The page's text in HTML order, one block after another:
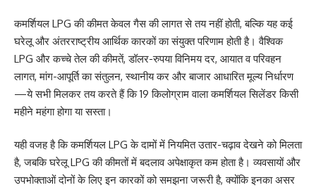
कमर्शियल LPG की कीमत केवल गैस की लागत से तय नहीं होती, बल्कि यह कई
घरेलू और अंतरराष्ट्रीय आर्थिक कारकों का संयुक्त परिणाम होती है। वैश्विक
LPG और कच्चे तेल की कीमतें, डॉलर-रुपया विनिमय दर, आयात व परिवहन
लागत, मांग-आपूर्ति का संतुलन, स्थानीय कर और बाजार आधारित मूल्य निर्धारण
—ये सभी मिलकर तय करते हैं कि 19 किलोग्राम वाला कमर्शियल सिलेंडर किसी
महीने महंगा होगा या सस्ता।
यही वजह है कि कमर्शियल LPG के दामों में नियमित उतार-चढ़ाव देखने को मिलता
है, जबकि घरेलू LPG की कीमतों में बदलाव अपेक्षाकृत कम होता है। व्यवसायों और
उपभोक्ताओं दोनों के लिए इन कारकों को समझना जरूरी है, क्योंकि इनका असर